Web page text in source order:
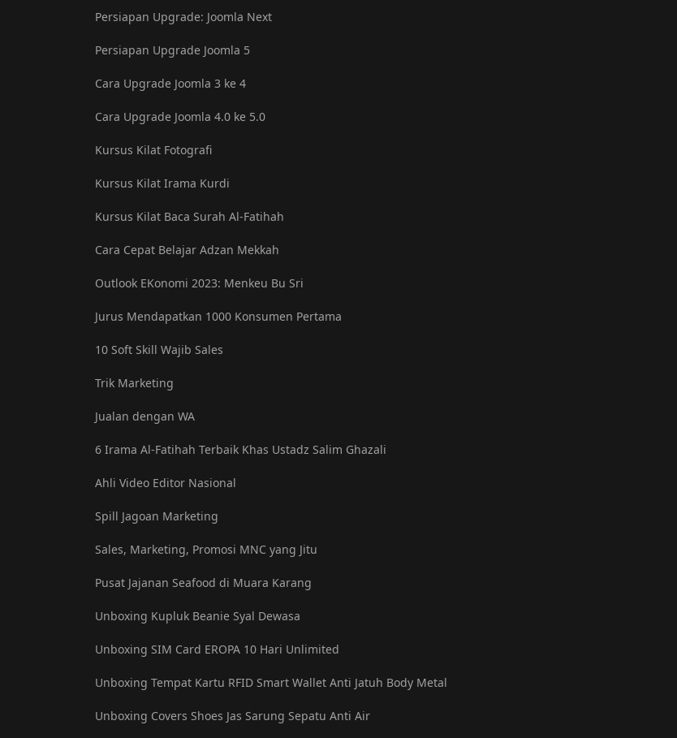
Persiapan Upgrade: Joomla Next
Persiapan Upgrade Joomla 5
Cara Upgrade Joomla 3 ke 4
Cara Upgrade Joomla 4.0 ke 5.0
Kursus Kilat Fotografi
Kursus Kilat Irama Kurdi
Kursus Kilat Baca Surah Al-Fatihah
Cara Cepat Belajar Adzan Mekkah
Outlook EKonomi 2023: Menkeu Bu Sri
Jurus Mendapatkan 1000 Konsumen Pertama
10 Soft Skill Wajib Sales
Trik Marketing
Jualan dengan WA
6 Irama Al-Fatihah Terbaik Khas Ustadz Salim Ghazali
Ahli Video Editor Nasional
Spill Jagoan Marketing
Sales, Marketing, Promosi MNC yang Jitu
Pusat Jajanan Seafood di Muara Karang
Unboxing Kupluk Beanie Syal Dewasa
Unboxing SIM Card EROPA 10 Hari Unlimited
Unboxing Tempat Kartu RFID Smart Wallet Anti Jatuh Body Metal
Unboxing Covers Shoes Jas Sarung Sepatu Anti Air